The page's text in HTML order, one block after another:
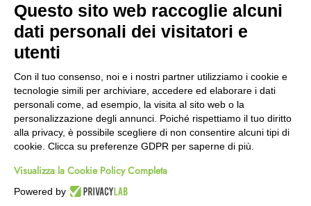
Wishlist
CEP GREEN
Fanano (MO)
059 8676485
349 9202419
388 8659473
info@cepgreen.com
Orario
Dal lunedì al venerdì
8:00 – 12:30 / 13:30 - 19:00
Questo sito web raccoglie alcuni
dati personali dei visitatori e
utenti
Con il tuo consenso, noi e i nostri partner utilizziamo i cookie e
tecnologie simili per archiviare, accedere ed elaborare i dati
personali come, ad esempio, la visita al sito web o la
personalizzazione degli annunci. Poiché rispettiamo il tuo diritto
alla privacy, è possibile scegliere di non consentire alcuni tipi di
cookie. Clicca su preferenze GDPR per saperne di più.
Visualizza la Cookie Policy Completa
Powered by